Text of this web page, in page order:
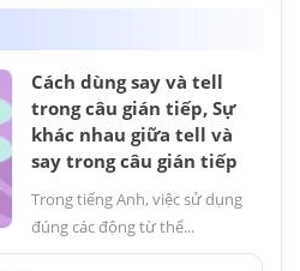
Cách dùng say và tell
trong câu gián tiếp, Sự
khác nhau giữa tell và
say trong câu gián tiếp
Trong tiếng Anh, việc sử dụng
đúng các động từ thể...